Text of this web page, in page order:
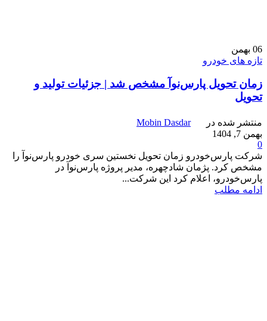
06 بهمن
تازه های خودرو
زمان تحویل پارس‌نوآ مشخص شد | جزئیات تولید و
تحویل
منتشر شده در
Mobin Dasdar
بهمن 7, 1404
0
شرکت پارس‌خودرو زمان تحویل نخستین سری خودرو پارس‌نوآ را
مشخص کرد. پژمان شادچهره، مدیر پروژه پارس‌نوآ در
پارس‌خودرو، اعلام کرد این شرکت...
ادامه مطلب